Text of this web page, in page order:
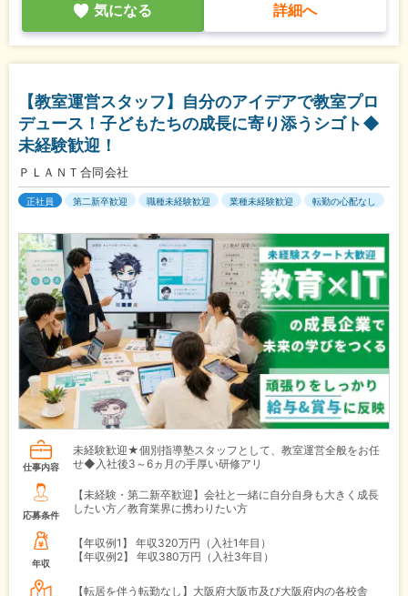
気になる 詳細へ
【教室運営スタッフ】自分のアイデアで教室プロ
デュース！子どもたちの成長に寄り添うシゴト◆
未経験歓迎！
ＰＬＡＮＴ合同会社
正社員 第二新卒歓迎 職種未経験歓迎 業種未経験歓迎 転勤の心配なし
仕事内容
未経験歓迎★個別指導塾スタッフとして、教室運営全般をお任
せ◆入社後3～6ヵ月の手厚い研修アリ
応募条件
【未経験・第二新卒歓迎】会社と一緒に自分自身も大きく成長
したい方／教育業界に携わりたい方
年収
【年収例1】
年収320万円（入社1年目）
【年収例2】
年収380万円（入社3年目）
【転居を伴う転勤なし】大阪府大阪市及び大阪府内の各校舎